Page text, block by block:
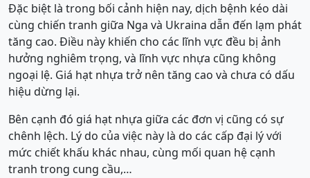
Đặc biệt là trong bối cảnh hiện nay, dịch bệnh kéo dài
cùng chiến tranh giữa Nga và Ukraina dẫn đến lạm phát
tăng cao. Điều này khiến cho các lĩnh vực đều bị ảnh
hưởng nghiêm trọng, và lĩnh vực nhựa cũng không
ngoại lệ. Giá hạt nhựa trở nên tăng cao và chưa có dấu
hiệu dừng lại.
Bên cạnh đó giá hạt nhựa giữa các đơn vị cũng có sự
chênh lệch. Lý do của việc này là do các cấp đại lý với
mức chiết khấu khác nhau, cùng mối quan hệ cạnh
tranh trong cung cầu,…